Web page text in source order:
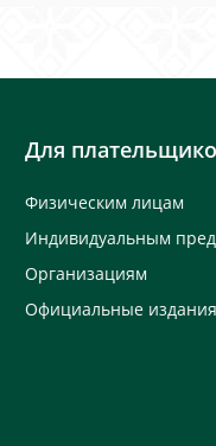
Для
Физическим лицам
Индивидуальным
Организациям
Официальные издания